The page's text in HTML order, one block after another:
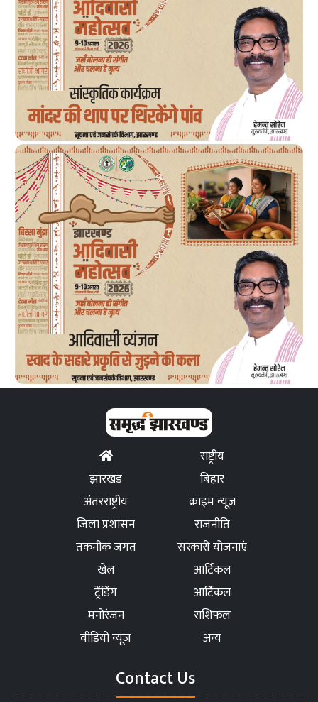
राष्ट्रीय
झारखंड
बिहार
अंतरराष्ट्रीय
क्राइम न्यूज
जिला प्रशासन
राजनीति
तकनीक जगत
सरकारी योजनाएं
खेल
आर्टिकल
ट्रेंडिंग
आर्टिकल
मनोरंजन
राशिफल
वीडियो न्यूज
अन्य
Contact Us